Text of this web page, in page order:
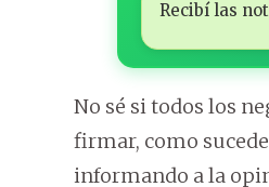
Recibí las
No sé si todos los
firmar, como
informando a la